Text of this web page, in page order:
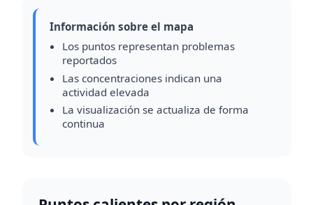
Información sobre el mapa
Los puntos representan problemas
reportados
Las concentraciones indican una
actividad elevada
La visualización se actualiza de forma
continua